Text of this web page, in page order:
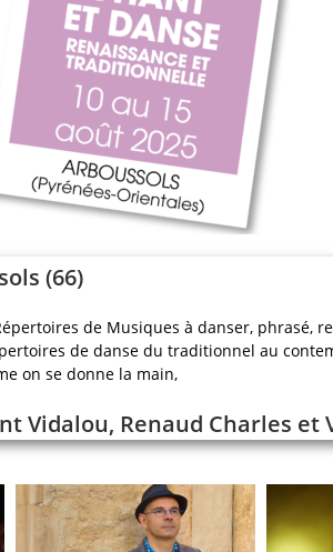
(66)
de Musiques à danser, phrasé,
de danse du traditionnel au
on se donne la main,
Vidalou, Renaud Charles et